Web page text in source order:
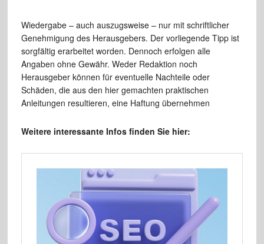
Wiedergabe – auch auszugsweise – nur mit schriftlicher
Genehmigung des Herausgebers. Der vorliegende Tipp ist
sorgfältig erarbeitet worden. Dennoch erfolgen alle
Angaben ohne Gewähr. Weder Redaktion noch
Herausgeber können für eventuelle Nachteile oder
Schäden, die aus den hier gemachten praktischen
Anleitungen resultieren, eine Haftung übernehmen
Weitere interessante Infos finden Sie hier: